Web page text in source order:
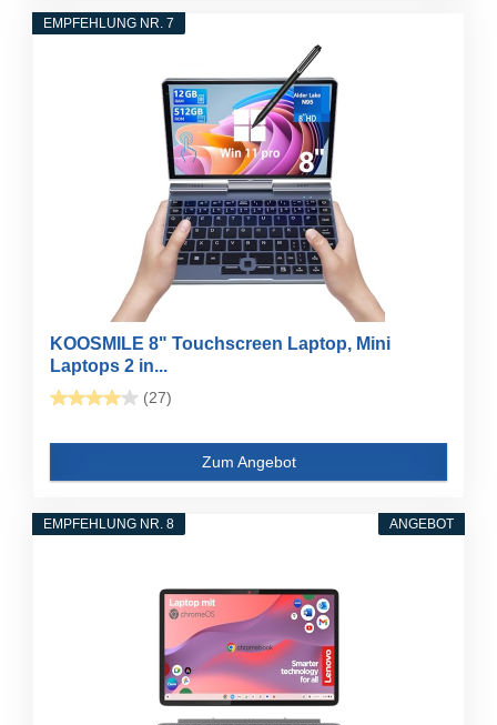
EMPFEHLUNG NR. 7
KOOSMILE 8" Touchscreen Laptop, Mini
Laptops 2 in...
(27)
Zum Angebot
ANGEBOT
EMPFEHLUNG NR. 8